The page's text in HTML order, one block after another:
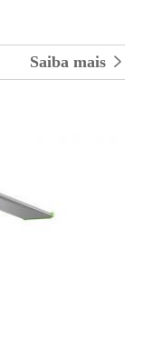
Saiba mais 